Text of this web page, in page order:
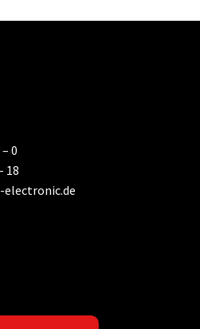
0
18
electronic.de